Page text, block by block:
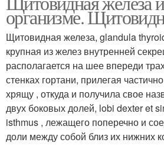
организме.
Щитовидная железа, glandula
крупная из желез внутренней
располагается на шее впереди
стенках гортани, прилегая
хрящу , откуда и получила свое
двух боковых долей, lobi dexter et
isthmus , лежащего поперечно и
доли между собой близ их нижних